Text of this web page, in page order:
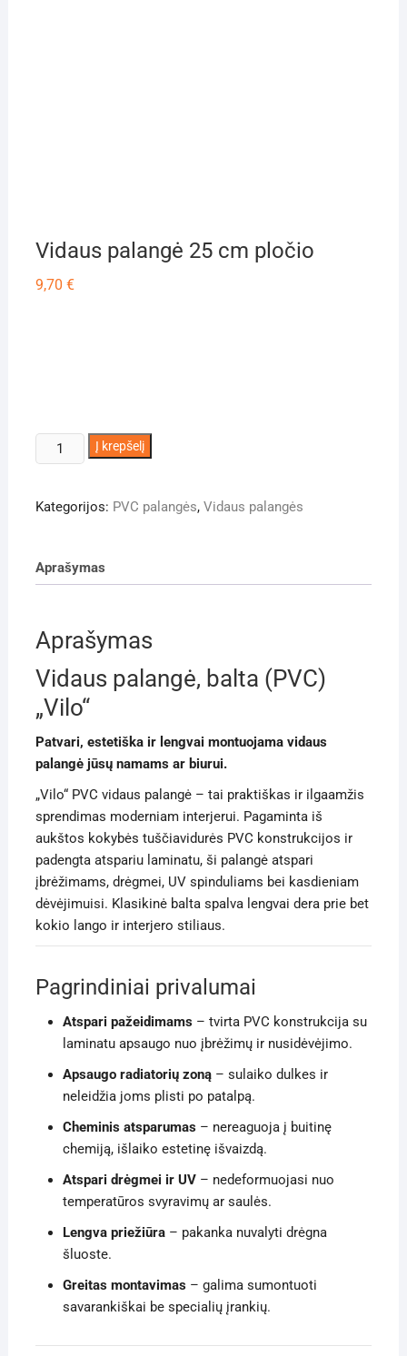
Vidaus palangė 25 cm pločio
9,70 €
produkto
kiekis:
palangė
pločio
Į krepšelį
Kategorijos: PVC palangės, Vidaus palangės
Aprašymas
Aprašymas
Vidaus palangė, balta (PVC)
„Vilo“
Patvari, estetiška ir lengvai montuojama vidaus
palangė jūsų namams ar biurui.
„Vilo“ PVC vidaus palangė – tai praktiškas ir ilgaamžis
sprendimas moderniam interjerui. Pagaminta iš
aukštos kokybės tuščiavidurės PVC konstrukcijos ir
padengta atspariu laminatu, ši palangė atspari
įbrėžimams, drėgmei, UV spinduliams bei kasdieniam
dėvėjimuisi. Klasikinė balta spalva lengvai dera prie bet
kokio lango ir interjero stiliaus.
Pagrindiniai privalumai
Atspari pažeidimams– tvirta PVC konstrukcija su
laminatu apsaugo nuo įbrėžimų ir nusidėvėjimo.
Apsaugo radiatorių zoną– sulaiko dulkes ir
neleidžia joms plisti po patalpą.
Cheminis atsparumas– nereaguoja į buitinę
chemiją, išlaiko estetinę išvaizdą.
Atspari drėgmei ir UV– nedeformuojasi nuo
temperatūros svyravimų ar saulės.
Lengva priežiūra– pakanka nuvalyti drėgna
šluoste.
Greitas montavimas– galima sumontuoti
savarankiškai be specialių įrankių.